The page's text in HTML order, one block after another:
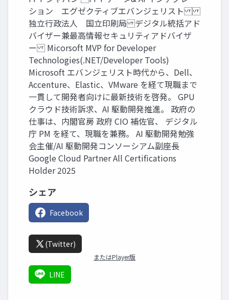
ション エグゼクティブエバンジェリスト
独立行政法人 国立印刷局 デジタル統括アド
バイザー兼最高情報セキュリティアドバイザ
ー Micorsoft MVP for Developer
Technologies(.NET/Developer Tools)
Microsoft エバンジェリスト時代から、Dell、
Accenture、Elastic、VMware を経て現職まで
一貫して開発者向けに最新技術を啓発。 GPU
クラウド技術訴求、AI 駆動開発推進。 政府の
仕事は、内閣官房 政府 CIO 補佐官、 デジタル
庁 PM を経て、現職を兼務。 AI 駆動開発勉強
会主催/AI 駆動開発コンソーシアム副座長
Google Cloud Partner All Certifications
Holder 2025
シェア
Facebook
(Twitter)
またはPlayer版
LINE